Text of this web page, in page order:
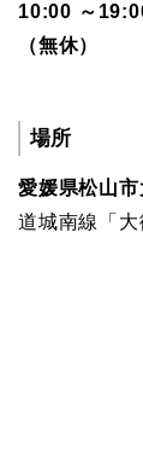
10:00 ～
（無休）
場所
愛媛県松山
道城南線「大